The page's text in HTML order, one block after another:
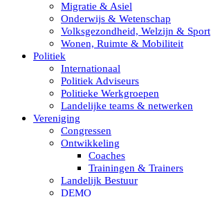
Migratie & Asiel
Onderwijs & Wetenschap
Volksgezondheid, Welzijn & Sport
Wonen, Ruimte & Mobiliteit
Politiek
Internationaal
Politiek Adviseurs
Politieke Werkgroepen
Landelijke teams & netwerken
Vereniging
Congressen
Ontwikkeling
Coaches
Trainingen & Trainers
Landelijk Bestuur
DEMO